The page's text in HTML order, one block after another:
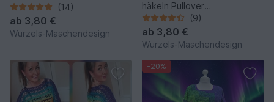
(14)
ab 3,80 €
Wurzels-Maschendesign
häkeln Pullover
Fledermauspulli
(9)
ab 3,80 €
Wurzels-Maschendesign
-20%